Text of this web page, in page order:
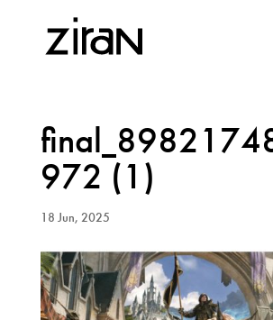
972 (1)
18 Jun, 2025